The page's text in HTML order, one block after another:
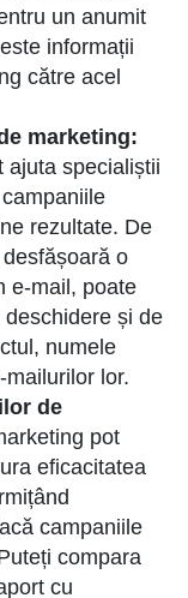
un anumit
informații
către acel
marketing:
ajuta specialiștii
rezultate. De
o
e-mail, poate
și de
numele
lor.
de
pot
eficacitatea
campaniile
compara
cu